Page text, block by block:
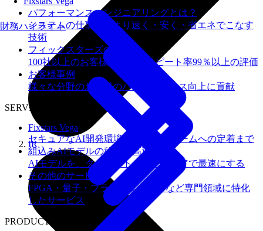
パフォーマンスエンジニアリングとは？
システムの仕事を、より速く・安く・省エネでこなす
技術
フィックスターズの​強み
100社以上のお客様を支援しリピート率99％以上の評価
お客様事例
様々な分野のお客様のパフォーマンス向上に貢献
SERVICES
Fixstars Vega
セキュアなAI開発環境の構築からチームへの定着まで
組込みAIモデルの移植・高速化
AIモデルを、ターゲットハードウェアで最速にする
その他のサービス
FPGA・量子・フラッシュメモリなど専門領域に特化
したサービス
PRODUCTS
財務ハイライト
IR